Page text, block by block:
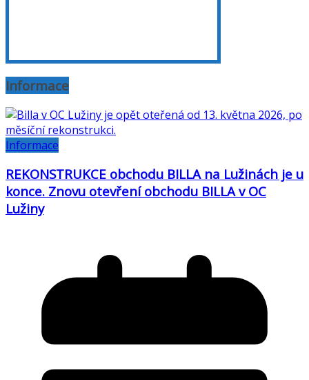
Informace
Informace
REKONSTRUKCE obchodu BILLA na Lužinách je u
konce. Znovu otevření obchodu BILLA v OC
Lužiny